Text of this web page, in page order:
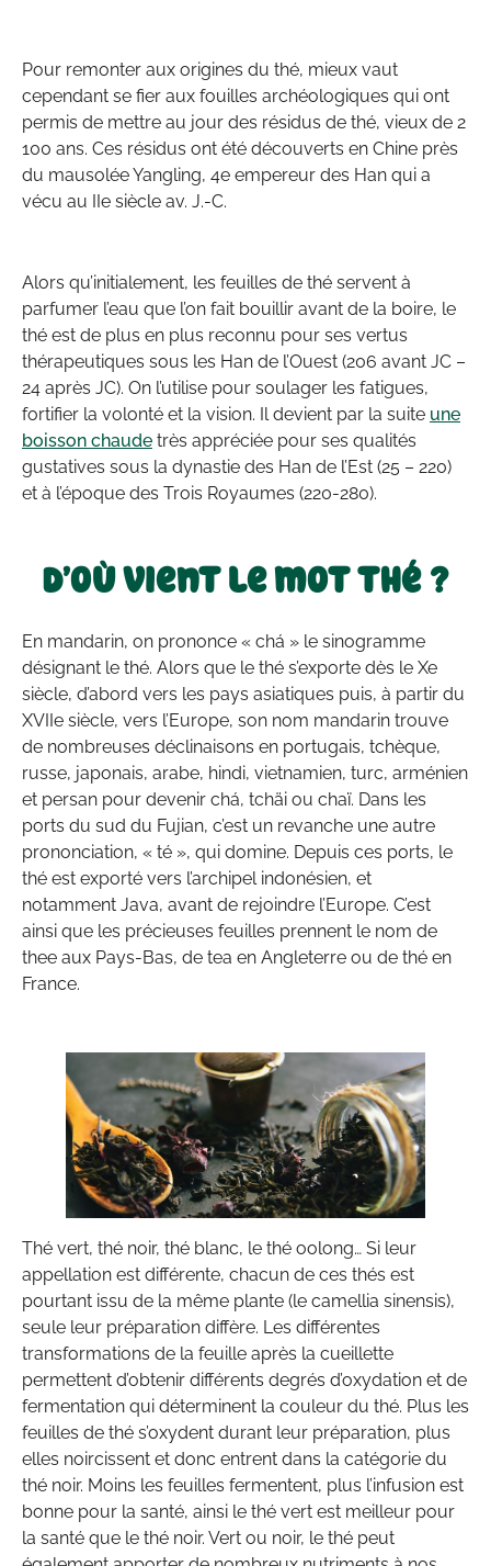
Pour remonter aux origines du thé, mieux vaut
cependant se fier aux fouilles archéologiques qui ont
permis de mettre au jour des résidus de thé, vieux de 2
100 ans. Ces résidus ont été découverts en Chine près
du mausolée Yangling, 4e empereur des Han qui a
vécu au IIe siècle av. J.-C.
Alors qu’initialement, les feuilles de thé servent à
parfumer l’eau que l’on fait bouillir avant de la boire, le
thé est de plus en plus reconnu pour ses vertus
thérapeutiques sous les Han de l’Ouest (206 avant JC –
24 après JC). On l’utilise pour soulager les fatigues,
fortifier la volonté et la vision. Il devient par la suite une
boisson chaude très appréciée pour ses qualités
gustatives sous la dynastie des Han de l’Est (25 – 220)
et à l’époque des Trois Royaumes (220-280).
D’où vient le mot thé ?
En mandarin, on prononce « chá » le sinogramme
désignant le thé. Alors que le thé s’exporte dès le Xe
siècle, d’abord vers les pays asiatiques puis, à partir du
XVIIe siècle, vers l’Europe, son nom mandarin trouve
de nombreuses déclinaisons en portugais, tchèque,
russe, japonais, arabe, hindi, vietnamien, turc, arménien
et persan pour devenir chá, tchäi ou chaï. Dans les
ports du sud du Fujian, c’est un revanche une autre
prononciation, « té », qui domine. Depuis ces ports, le
thé est exporté vers l’archipel indonésien, et
notamment Java, avant de rejoindre l’Europe. C’est
ainsi que les précieuses feuilles prennent le nom de
thee aux Pays-Bas, de tea en Angleterre ou de thé en
France.
Thé vert, thé noir, thé blanc, le thé oolong… Si leur
appellation est différente, chacun de ces thés est
pourtant issu de la même plante (le camellia sinensis),
seule leur préparation diffère. Les différentes
transformations de la feuille après la cueillette
permettent d’obtenir différents degrés d’oxydation et de
fermentation qui déterminent la couleur du thé. Plus les
feuilles de thé s’oxydent durant leur préparation, plus
elles noircissent et donc entrent dans la catégorie du
thé noir. Moins les feuilles fermentent, plus l’infusion est
bonne pour la santé, ainsi le thé vert est meilleur pour
la santé que le thé noir. Vert ou noir, le thé peut